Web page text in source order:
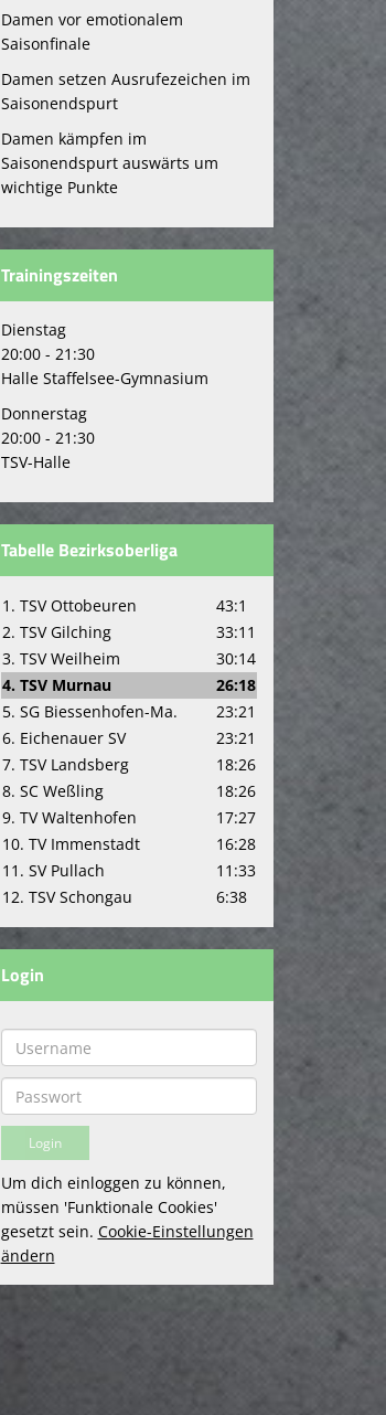
Damen vor emotionalem
Saisonfinale
Damen setzen Ausrufezeichen im
Saisonendspurt
Damen kämpfen im
Saisonendspurt auswärts um
wichtige Punkte
Trainingszeiten
Dienstag
20:00 - 21:30
Halle Staffelsee-Gymnasium
Donnerstag
20:00 - 21:30
TSV-Halle
Tabelle Bezirksoberliga
1. TSV Ottobeuren
43:1
2. TSV Gilching
33:11
3. TSV Weilheim
30:14
4. TSV Murnau
26:18
5. SG Biessenhofen-Ma.
23:21
6. Eichenauer SV
23:21
7. TSV Landsberg
18:26
8. SC Weßling
18:26
9. TV Waltenhofen
17:27
10. TV Immenstadt
16:28
11. SV Pullach
11:33
12. TSV Schongau
6:38
Login
Um dich einloggen zu können,
müssen 'Funktionale Cookies'
gesetzt sein. Cookie-Einstellungen
ändern